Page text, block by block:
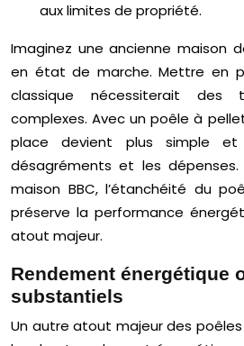
aux limites de propriété.
Imaginez une ancienne maison
en état de marche. Mettre en
classique nécessiterait des
complexes. Avec un poêle à
place devient plus simple
désagréments et les
maison BBC, l’étanchéité du
préserve la performance
atout majeur.
Rendement énergétique
substantiels
Un autre atout majeur des